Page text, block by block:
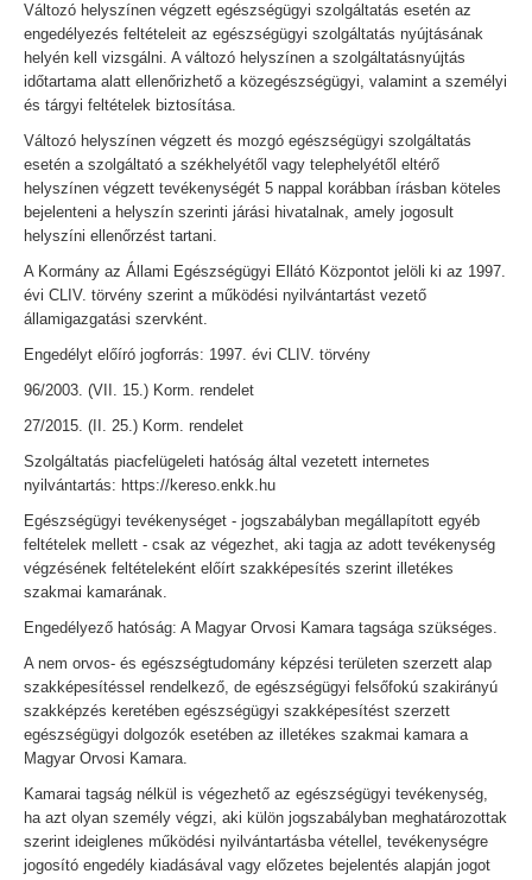
Változó helyszínen végzett egészségügyi szolgáltatás esetén az
engedélyezés feltételeit az egészségügyi szolgáltatás nyújtásának
helyén kell vizsgálni. A változó helyszínen a szolgáltatásnyújtás
időtartama alatt ellenőrizhető a közegészségügyi, valamint a személyi
és tárgyi feltételek biztosítása.
Változó helyszínen végzett és mozgó egészségügyi szolgáltatás
esetén a szolgáltató a székhelyétől vagy telephelyétől eltérő
helyszínen végzett tevékenységét 5 nappal korábban írásban köteles
bejelenteni a helyszín szerinti járási hivatalnak, amely jogosult
helyszíni ellenőrzést tartani.
A Kormány az Állami Egészségügyi Ellátó Központot jelöli ki az 1997.
évi CLIV. törvény szerint a működési nyilvántartást vezető
államigazgatási szervként.
Engedélyt előíró jogforrás: 1997. évi CLIV. törvény
96/2003. (VII. 15.) Korm. rendelet
27/2015. (II. 25.) Korm. rendelet
Szolgáltatás piacfelügeleti hatóság által vezetett internetes
nyilvántartás: https://kereso.enkk.hu
Egészségügyi tevékenységet - jogszabályban megállapított egyéb
feltételek mellett - csak az végezhet, aki tagja az adott tevékenység
végzésének feltételeként előírt szakképesítés szerint illetékes
szakmai kamarának.
Engedélyező hatóság: A Magyar Orvosi Kamara tagsága szükséges.
A nem orvos- és egészségtudomány képzési területen szerzett alap
szakképesítéssel rendelkező, de egészségügyi felsőfokú szakirányú
szakképzés keretében egészségügyi szakképesítést szerzett
egészségügyi dolgozók esetében az illetékes szakmai kamara a
Magyar Orvosi Kamara.
Kamarai tagság nélkül is végezhető az egészségügyi tevékenység,
ha azt olyan személy végzi, aki külön jogszabályban meghatározottak
szerint ideiglenes működési nyilvántartásba vétellel, tevékenységre
jogosító engedély kiadásával vagy előzetes bejelentés alapján jogot